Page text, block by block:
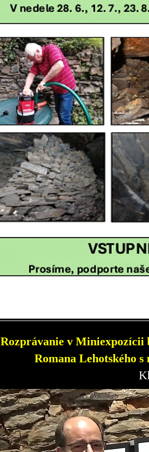
Rozprávanie v Miniexpozícii
Romana Lehotského